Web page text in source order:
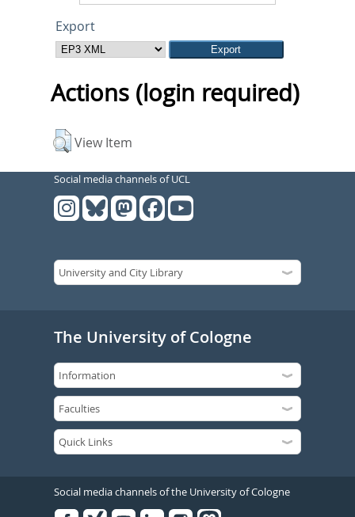
Export
Actions (login required)
View Item
Social media channels of UCL
The University of Cologne
Social media channels of the University of Cologne